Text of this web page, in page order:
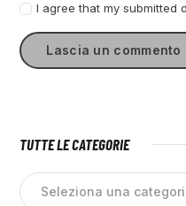
I agree that my submitted
TUTTE LE CATEGORIE